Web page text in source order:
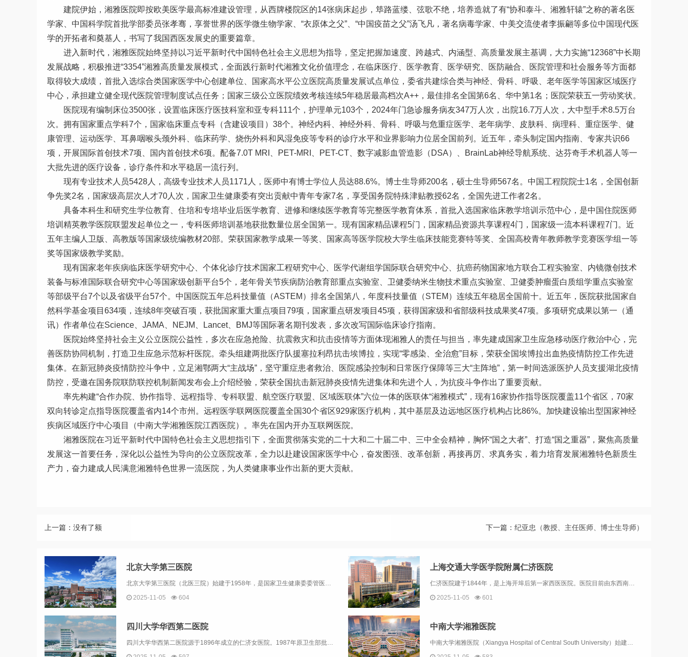
建院伊始，湘雅医院即按欧美医学最高标准建设管理，从西牌楼院区的14张病床起步，筚路蓝缕、弦歌不绝，培养造就了有“协和泰斗、湘雅轩辕”之称的著名医
学家、中国科学院首批学部委员张孝骞，享誉世界的医学微生物学家、“衣原体之父”、“中国疫苗之父”汤飞凡，著名病毒学家、中美交流使者李振翩等多位中国现代医
学的开拓者和奠基人，书写了我国西医发展史的重要篇章。
进入新时代，湘雅医院始终坚持以习近平新时代中国特色社会主义思想为指导，坚定把握加速度、跨越式、内涵型、高质量发展主基调，大力实施“12368”中长期
发展战略，积极推进“3354”湘雅高质量发展模式，全面践行新时代湘雅文化价值理念，在临床医疗、医学教育、医学研究、医防融合、医院管理和社会服务等方面都
取得较大成绩，首批入选综合类国家医学中心创建单位、国家高水平公立医院高质量发展试点单位，委省共建综合类与神经、骨科、呼吸、老年医学等国家区域医疗
中心，承担建立健全现代医院管理制度试点任务；国家三级公立医院绩效考核连续5年稳居最高档次A++，最佳排名全国第6名、华中第1名； 医院荣获五一劳动奖状。
医院现有编制床位3500张，设置临床医疗医技科室和亚专科111个，护理单元103个，2024年门急诊服务病友347万人次，出院16.7万人次，大中型手术8.5万台
次。拥有国家重点学科7个，国家临床重点专科（含建设项目）38个。神经内科、神经外科、骨科、呼吸与危重症医学、老年病学、皮肤科、病理科、重症医学、健
康管理、运动医学、耳鼻咽喉头颈外科、临床药学、烧伤外科和风湿免疫等专科的诊疗水平和业界影响力位居全国前列。近五年，牵头制定国内指南、专家共识66
项，开展国际首创技术7项、国内首创技术6项。配备7.0T MRI、PET-MRI、PET-CT、数字减影血管造影（DSA）、BrainLab神经导航系统、达芬奇手术机器人等一
大批先进的医疗设备，诊疗条件和水平稳居一流行列。
现有专业技术人员5428人，高级专业技术人员1171人，医师中有博士学位人员达88.6%。博士生导师200名，硕士生导师567名。中国工程院院士1名，全国创新
争先奖2名，国家级高层次人才70人次，国家卫生健康委有突出贡献中青年专家7名，享受国务院特殊津贴教授62名，全国先进工作者2名。
具备本科生和研究生学位教育、住培和专培毕业后医学教育、进修和继续医学教育等完整医学教育体系，首批入选国家临床教学培训示范中心，是中国住院医师
培训精英教学医院联盟发起单位之一，专科医师培训基地获批数量位居全国第一。现有国家精品课程5门，国家精品资源共享课程4门，国家级一流本科课程7门。近
五年主编人卫版、高教版等国家级统编教材20部。荣获国家教学成果一等奖、国家高等医学院校大学生临床技能竞赛特等奖、全国高校青年教师教学竞赛医学组一等
奖等国家级教学奖励。
现有国家老年疾病临床医学研究中心、个体化诊疗技术国家工程研究中心、医学代谢组学国际联合研究中心、抗癌药物国家地方联合工程实验室、内镜微创技术
装备与标准国际联合研究中心等国家级创新平台5个，老年骨关节疾病防治教育部重点实验室、卫健委纳米生物技术重点实验室、卫健委肿瘤蛋白质组学重点实验室
等部级平台7个以及省级平台57个。中国医院五年总科技量值（ASTEM）排名全国第八，年度科技量值（STEM）连续五年稳居全国前十。近五年，医院获批国家自
然科学基金项目634项，连续8年突破百项，获批国家重大重点项目79项，国家重点研发项目45项，获得国家级和省部级科技成果奖47项。多项研究成果以第一（通
讯）作者单位在Science、JAMA、NEJM、Lancet、BMJ等国际著名期刊发表，多次改写国际临床诊疗指南。
医院始终坚持社会主义公立医院公益性，多次在应急抢险、抗震救灾和抗击疫情等方面体现湘雅人的责任与担当，率先建成国家卫生应急移动医疗救治中心，完
善医防协同机制，打造卫生应急示范标杆医院。牵头组建两批医疗队援塞拉利昂抗击埃博拉，实现“零感染、全治愈”目标，荣获全国埃博拉出血热疫情防控工作先进
集体。在新冠肺炎疫情防控斗争中，立足湘鄂两大“主战场”，坚守重症患者救治、医院感染控制和日常医疗保障等三大“主阵地”，第一时间选派医护人员支援湖北疫情
防控，受邀在国务院联防联控机制新闻发布会上介绍经验，荣获全国抗击新冠肺炎疫情先进集体和先进个人，为抗疫斗争作出了重要贡献。
率先构建“合作办院、协作指导、远程指导、专科联盟、航空医疗联盟、区域医联体”六位一体的医联体“湘雅模式”，现有16家协作指导医院覆盖11个省区，70家
双向转诊定点指导医院覆盖省内14个市州。远程医学联网医院覆盖全国30个省区929家医疗机构，其中基层及边远地区医疗机构占比86%。加快建设输出型国家神经
疾病区域医疗中心项目（中南大学湘雅医院江西医院）。率先在国内开办互联网医院。
湘雅医院在习近平新时代中国特色社会主义思想指引下，全面贯彻落实党的二十大和二十届二中、三中全会精神 ， 胸怀“国之大者”、打造“国之重器”，聚焦高质量
发展这一首要任务，深化以公益性为导向的公立医院改革，全力以赴建设国家医学中心，奋发图强、改革创新，再接再厉、求真务实，着力培育发展湘雅特色新质生
产力，奋力建成人民满意湘雅特色世界一流医院，为人类健康事业作出新的更大贡献。
上一篇：没有了额 下一篇： 纪亚忠（教授、主任医师、博士生导师）
北京大学第三医院
北京大学第三医院（北医三院）始建于1958年，是国家卫生健康委委管医院，是集医疗、教学、科研、预防保健、康复与健康管理为一体的综合性三甲医院。多年以来，北医三院医疗服务量和效率始终居于北京市前列，现有床位2300余张。2024年服务门急诊患...
2025-11-05
604
上海交通大学医学院附属仁济医院
仁济医院建于1844年，是上海开埠后第一家西医医院。医院目前由东西南北四个院区和上海市肿瘤研究所组成，是一个学科门类齐全，集医疗、教学、科研于一体的综合性三级甲等医院。医院连续四届获得全国文明单位称号，连续18年获得上海申康医院发展中心院长...
2025-11-05
601
四川大学华西第二医院
四川大学华西第二医院源于1896年成立的仁济女医院。1987年原卫生部批准华西妇产科和儿科从原华西医科大学附属医院迁出单独建院，成立华西医科大学附属第二医院，又名华西妇产儿童医院。2001年医院更名为“四川大学华西第二医院/华西妇产儿童医院...
中南大学湘雅医院
中南大学湘雅医院（Xiangya Hospital of Central South University）始建于1906年，为国家卫生健康委员会直管的三级甲等综合医院和教育部直属“双一流”高校中南大学的附属医院，是我国重要的临床诊疗、医学...